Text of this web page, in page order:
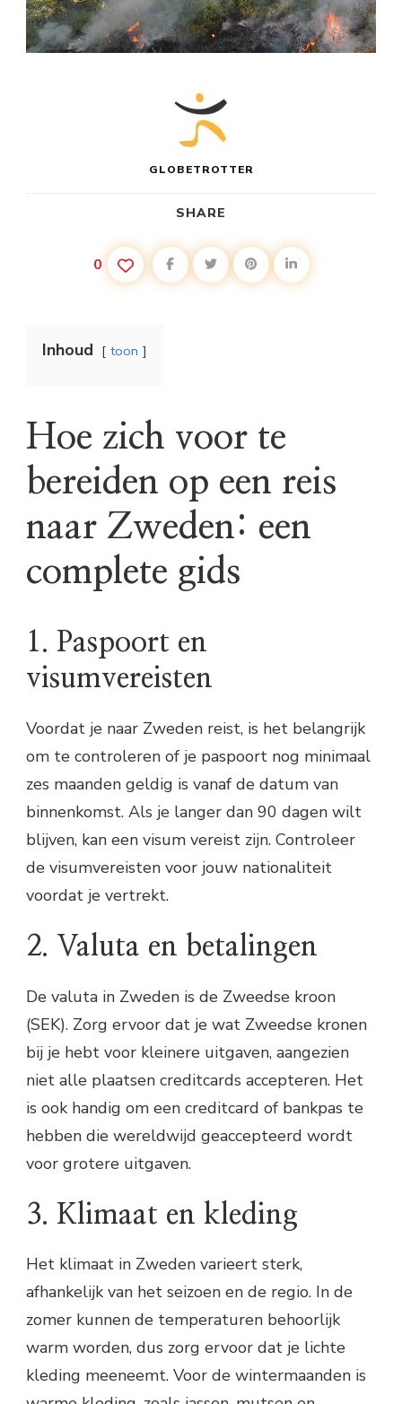
GLOBETROTTER
SHARE
0
Inhoud toon
Hoe zich voor te
bereiden op een reis
naar Zweden: een
complete gids
1. Paspoort en
visumvereisten
Voordat je naar Zweden reist, is het belangrijk
om te controleren of je paspoort nog minimaal
zes maanden geldig is vanaf de datum van
binnenkomst. Als je langer dan 90 dagen wilt
blijven, kan een visum vereist zijn. Controleer
de visumvereisten voor jouw nationaliteit
voordat je vertrekt.
2. Valuta en betalingen
De valuta in Zweden is de Zweedse kroon
(SEK). Zorg ervoor dat je wat Zweedse kronen
bij je hebt voor kleinere uitgaven, aangezien
niet alle plaatsen creditcards accepteren. Het
is ook handig om een creditcard of bankpas te
hebben die wereldwijd geaccepteerd wordt
voor grotere uitgaven.
3. Klimaat en kleding
Het klimaat in Zweden varieert sterk,
afhankelijk van het seizoen en de regio. In de
zomer kunnen de temperaturen behoorlijk
warm worden, dus zorg ervoor dat je lichte
kleding meeneemt. Voor de wintermaanden is